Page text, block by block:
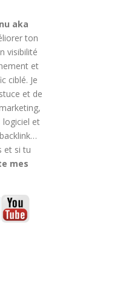
aka
ton
visibilité
et
ciblé. Je
et de
logiciel et
et si tu
mes